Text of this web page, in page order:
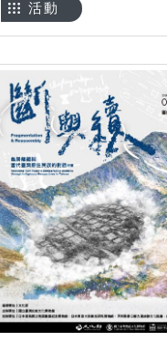
活動